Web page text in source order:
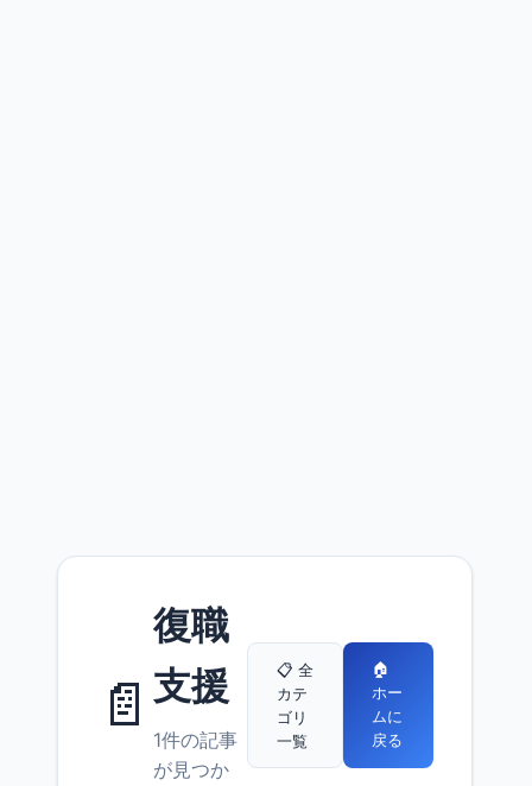
📄
復職
支援
1件の記事
が見つか
📋 全
カテ
ゴリ
一覧
🏠
ホー
ムに
戻る